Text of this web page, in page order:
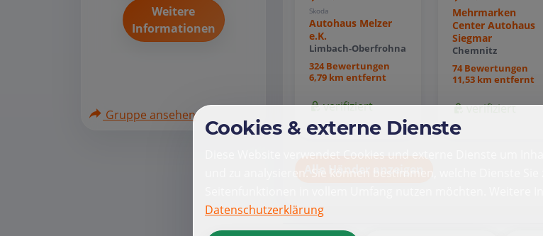
Skoda
Autohaus Melzer
e.K.
Limbach-Oberfrohna
324 Bewertungen
6,79 km entfernt
verifiziert
Mehrmarken
Center Autohaus
Siegmar
Chemnitz
74 Bewertungen
11,53 km entfernt
verifiziert
Alle Händer anzeigen
Weitere
Informationen
Gruppe ansehen
Cookies & externe Dienste
Diese Website verwendet Cookies und externe Dienste um
und zu analysieren. Sie können bestimmen, welche Dienste Sie
Datenschutzerklärung